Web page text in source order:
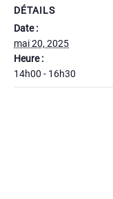
DÉTAILS
Date :
mai 20, 2025
Heure :
14h00 - 16h30